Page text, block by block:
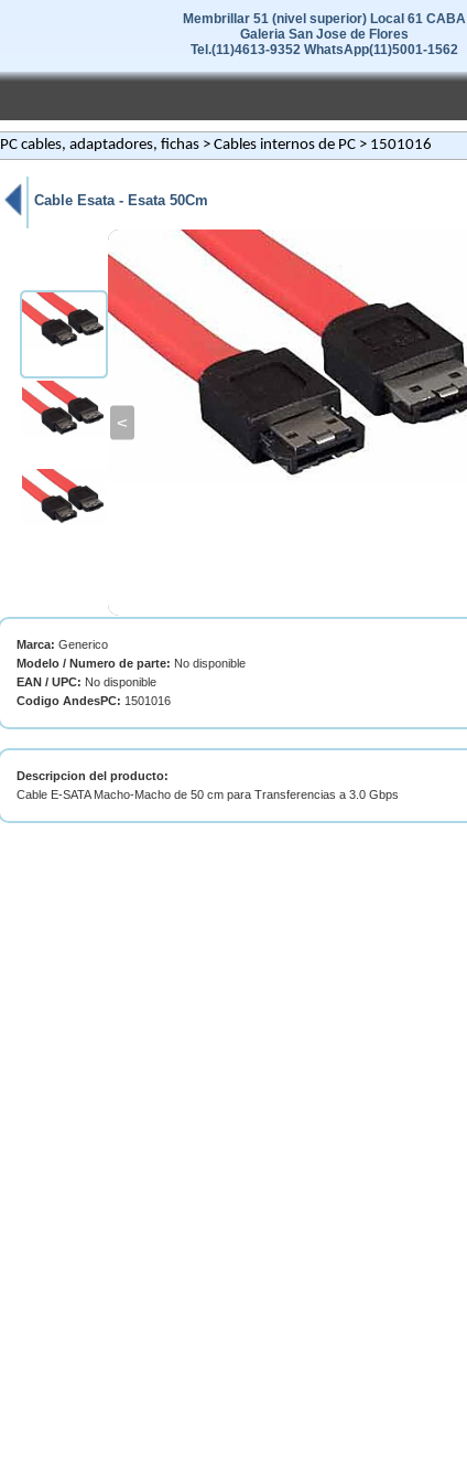
Membrillar 51 (nivel superior) Local 61 CABA
Galeria San Jose de Flores
Tel.(11)4613-9352 WhatsApp(11)5001-1562
PC cables, adaptadores, fichas > Cables internos de PC > 1501016
Cable Esata - Esata 50Cm
<
Marca: Generico
Modelo / Numero de parte: No disponible
EAN / UPC: No disponible
Codigo AndesPC: 1501016
Descripcion del producto:
Cable E-SATA Macho-Macho de 50 cm para Transferencias a 3.0 Gbps